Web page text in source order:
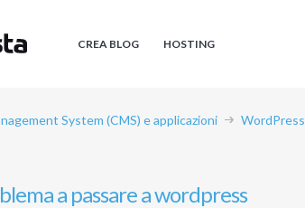
CREA BLOG HOSTING
System (CMS) e applicazioni WordPress
a passare a wordpress